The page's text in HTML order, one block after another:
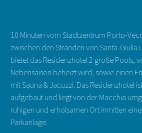
10 Minuten vom Stadtzentrum Porto-
zwischen den Stränden von Santa-Giulia
bietet das Residenzhotel 2 große Pools,
Nebensaison beheizt wird, sowie einen
mit Sauna & Jacuzzi. Das Residenzhotel
aufgebaut und liegt von der Macchia
ruhigen und erholsamen Ort inmitten
Parkanlage.